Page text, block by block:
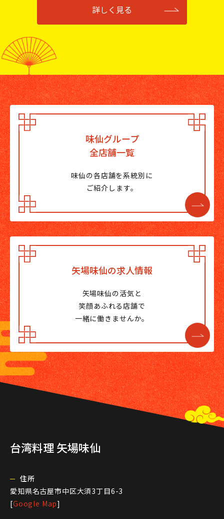
詳しく見る
味仙グループ
全店舗一覧
味仙の各店舗を系統別に
ご紹介します。
矢場味仙の求人情報
矢場味仙の活気と
笑顔あふれる店舗で
一緒に働きませんか。
台湾料理 矢場味仙
住所
愛知県名古屋市中区大須3丁目6-3
[Google Map]